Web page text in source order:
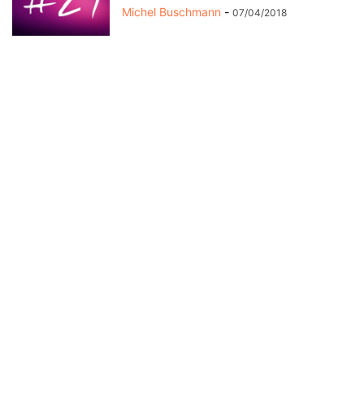
Michel Buschmann - 07/04/2018